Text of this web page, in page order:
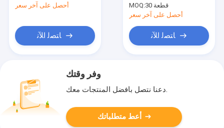
أحصل على آخر سعر
ﺎﺘﺼﻟ ﺍﻶﻧ
MOQ:
30 قطعة
أحصل على آخر سعر
ﺎﺘﺼﻟ ﺍﻶﻧ
وفر وقتك
دعنا نتصل بأفضل المنتجات معك.
أعط متطلباتك